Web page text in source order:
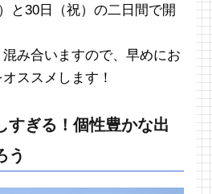
と30日（祝）の二日間で開
み合いますので、早めにお
ススメします！
すぎる！個性豊かな出
う